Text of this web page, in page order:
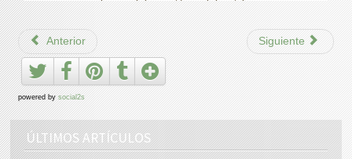
Anterior Siguiente
powered bysocial2s
ÚLTIMOS ARTÍCULOS